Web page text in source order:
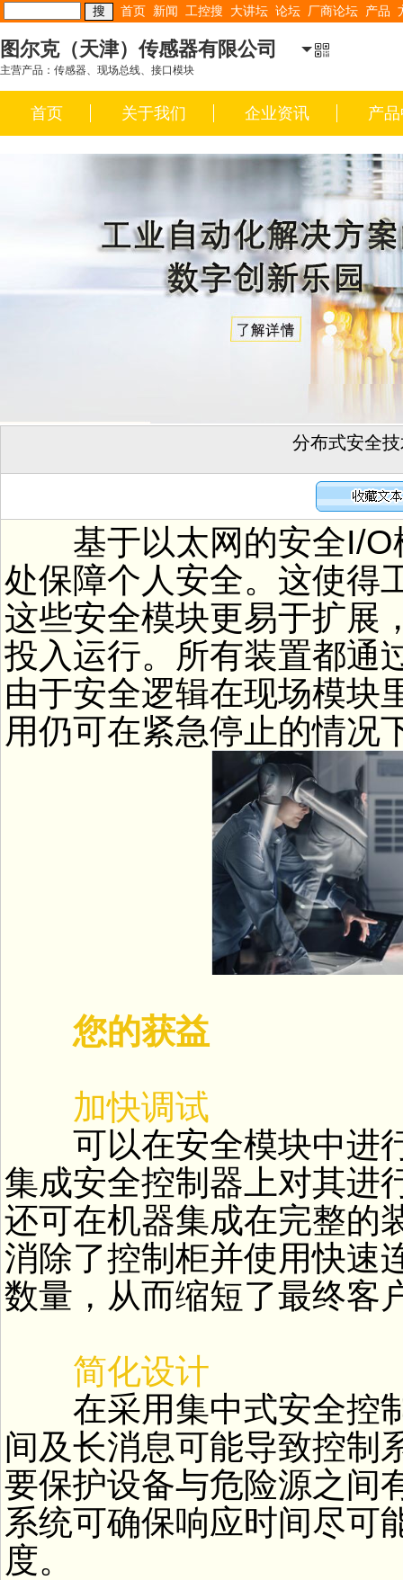
首页 新闻 工控搜 大讲坛 论坛 厂商论坛 产品
图尔克（天津）传感器有限公司
主营产品：传感器、现场总线、接口模块
首页 关于我们 企业资讯 产
分布式安全
基于以太网的安全I/O
处保障个人安全。这使得
这些安全模块更易于扩展
投入运行。所有装置都通
由于安全逻辑在现场模块
用仍可在紧急停止的情况
您的获益
加快调试
可以在安全模块中进
集成安全控制器上对其进
还可在机器集成在完整的
消除了控制柜并使用快速
数量，从而缩短了最终客
简化设计
在采用集中式安全控制
间及长消息可能导致控制
要保护设备与危险源之间
系统可确保响应时间尽可
度。